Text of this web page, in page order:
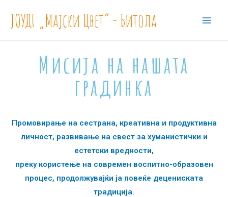
ЈОУДГ „Мајски Цвет“ - Битола
Мисија на нашата
градинка
Промовирање на сестрана, креативна и продуктивна
личност, развивање на свест за хуманистички и
естетски вредности,
преку користење на современ воспитно-образовен
процес, продолжувајќи ја повеќе децениската
традиција.